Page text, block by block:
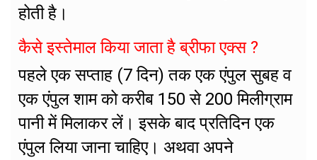
होती है।
कैसे इस्तेमाल किया जाता है ब्रीफा एक्स ?
पहले एक सप्ताह (7 दिन) तक एक एंपुल सुबह व
एक एंपुल शाम को करीब 150 से 200 मिलीग्राम
पानी में मिलाकर लें। इसके बाद प्रतिदिन एक
एंपुल लिया जाना चाहिए। अथवा अपने